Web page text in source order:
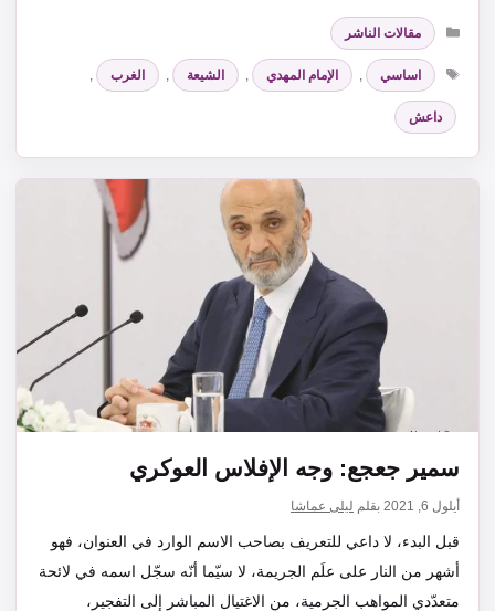
التصنيفات
مقالات الناشر
الوسوم
اساسي الإمام المهدي الشيعة الغرب
داعش
سمير جعجع: وجه الإفلاس العوكري
أيلول 6, 2021 بقلم ليلى عماشا
قبل البدء، لا داعي للتعريف بصاحب الاسم الوارد في العنوان، فهو
أشهر من النار على علَم الجريمة، لا سيّما أنّه سجّل اسمه في لائحة
متعدّدي المواهب الجرمية، من الاغتيال المباشر إلى التفجير،